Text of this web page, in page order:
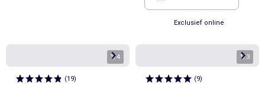
kussensloop
Exclusief online
1/4
(19)
1/3
(9)